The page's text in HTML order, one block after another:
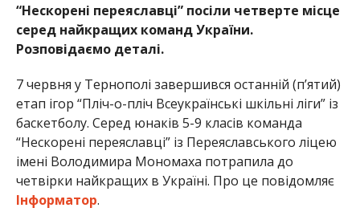
“Нескорені переяславці” посіли четверте місце
серед найкращих команд України.
Розповідаємо деталі.
7 червня у Тернополі завершився останній (п’ятий)
етап ігор “Пліч-о-пліч Всеукраїнські шкільні ліги” із
баскетболу. Серед юнаків 5-9 класів команда
“Нескорені переяславці” із Переяславського ліцею
імені Володимира Мономаха потрапила до
четвірки найкращих в Україні. Про це повідомляє
Інформатор.